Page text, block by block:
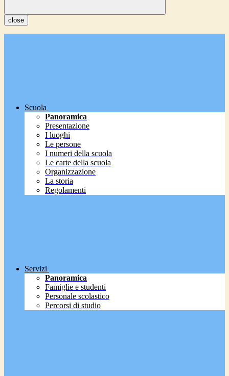
close
Scuola
Panoramica
Presentazione
I luoghi
Le persone
I numeri della scuola
Le carte della scuola
Organizzazione
La storia
Regolamenti
Servizi
Panoramica
Famiglie e studenti
Personale scolastico
Percorsi di studio